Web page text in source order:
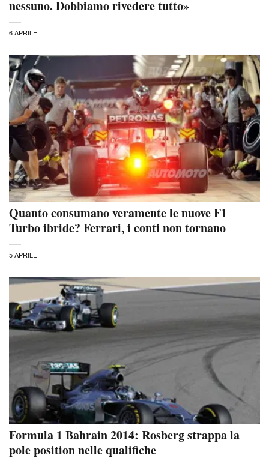
nessuno. Dobbiamo rivedere tutto»
6 APRILE
Quanto consumano veramente le nuove F1
Turbo ibride? Ferrari, i conti non tornano
5 APRILE
Formula 1 Bahrain 2014: Rosberg strappa la
pole position nelle qualifiche